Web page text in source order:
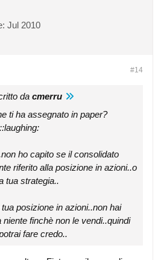
Jul 2010
#14
da cmerru
ti ha assegnato in paper?
ho capito se il consolidato
riferito alla posizione in azioni..o
tua strategia..
posizione in azioni..non hai
finchè non le vendi..quindi
fare credo..